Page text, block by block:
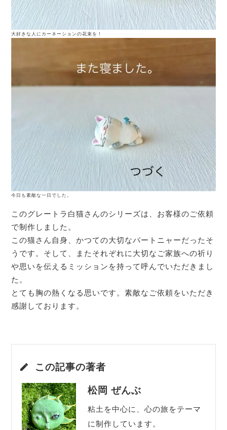
大好きな人にカーネーションの花束を！
今日も素敵な一日でした。
このグレートラ白猫さんのシリーズは、お客様のご依頼
で制作しました。
この猫さん自身、かつての大切なパートニャーだったそ
うです。そして、またそれぞれに大切なご家族への祈り
や思いを伝えるミッションを持って呼んでいただきまし
た。
とても胸の熱くなる思いです。素敵なご依頼をいただき
感謝しております。
この記事の著者
松岡 ぜんぶ
粘土を中心に、心の旅をテーマ
に制作しています。